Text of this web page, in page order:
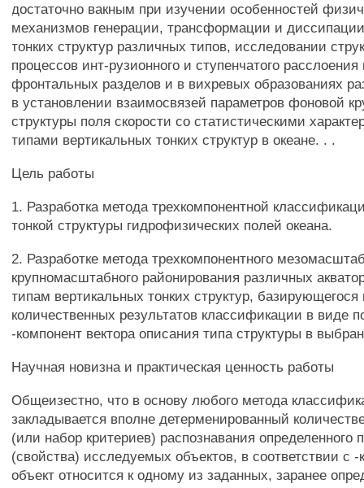
достаточно вакным при изучении особенностей
механизмов генерации, трансформации и
тонких структур различных типов, исследовании
процессов инт-рузионного и ступенчатого расслоения
фронтальных разделов и в вихревых образованиях
в установлении взаимосвязей параметров фоновой
структуры поля скорости со статистическими
типами вертикальных тонких структур в океане. . .
Цель работы
1. Разработка метода трехкомпонентной
тонкой структуры гидрофизических полей океана.
2. Разработке метода трехкомпонентного
крупномасштабного районирования различных
типам вертикальных тонких структур, базирующегося
количественных результатов классификации в виде
-компонент вектора описания типа структуры в
Научная новизна и практическая ценность работы
Общеизестно, что в основу любого метода
закладывается вполне детерменированный
(или набор критериев) распознавания определенного
(свойства) исследуемых объектов, в соответствии с -
объект относится к одному из заданных, заранее